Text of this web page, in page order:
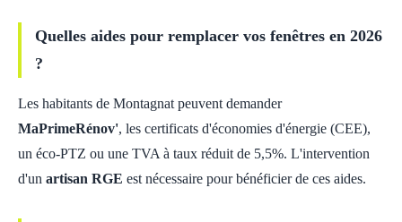
Quelles aides pour remplacer vos fenêtres en 2026
?
Les habitants de Montagnat peuvent demander
MaPrimeRénov', les certificats d'économies d'énergie (CEE),
un éco-PTZ ou une TVA à taux réduit de 5,5%. L'intervention
d'un artisan RGE est nécessaire pour bénéficier de ces aides.